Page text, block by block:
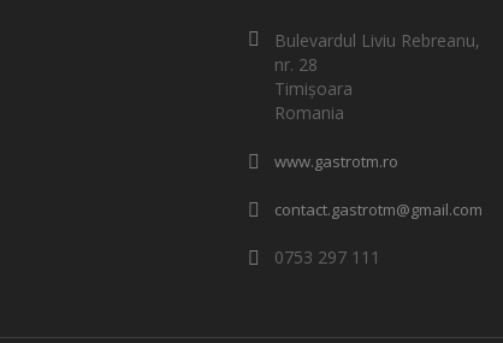
Bulevardul Liviu Rebreanu,
nr. 28
Timișoara
Romania
www.gastrotm.ro
contact.gastrotm@gmail.com
0753 297 111